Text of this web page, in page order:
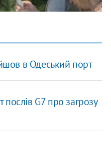
в Одеський порт
G7 про загрозу